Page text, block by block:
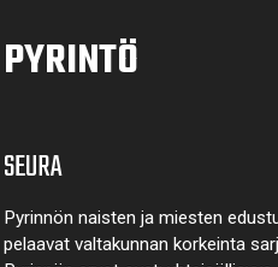
PYRINTÖ
SEURA
Pyrinnön naisten ja miesten
pelaavat valtakunnan korkeinta